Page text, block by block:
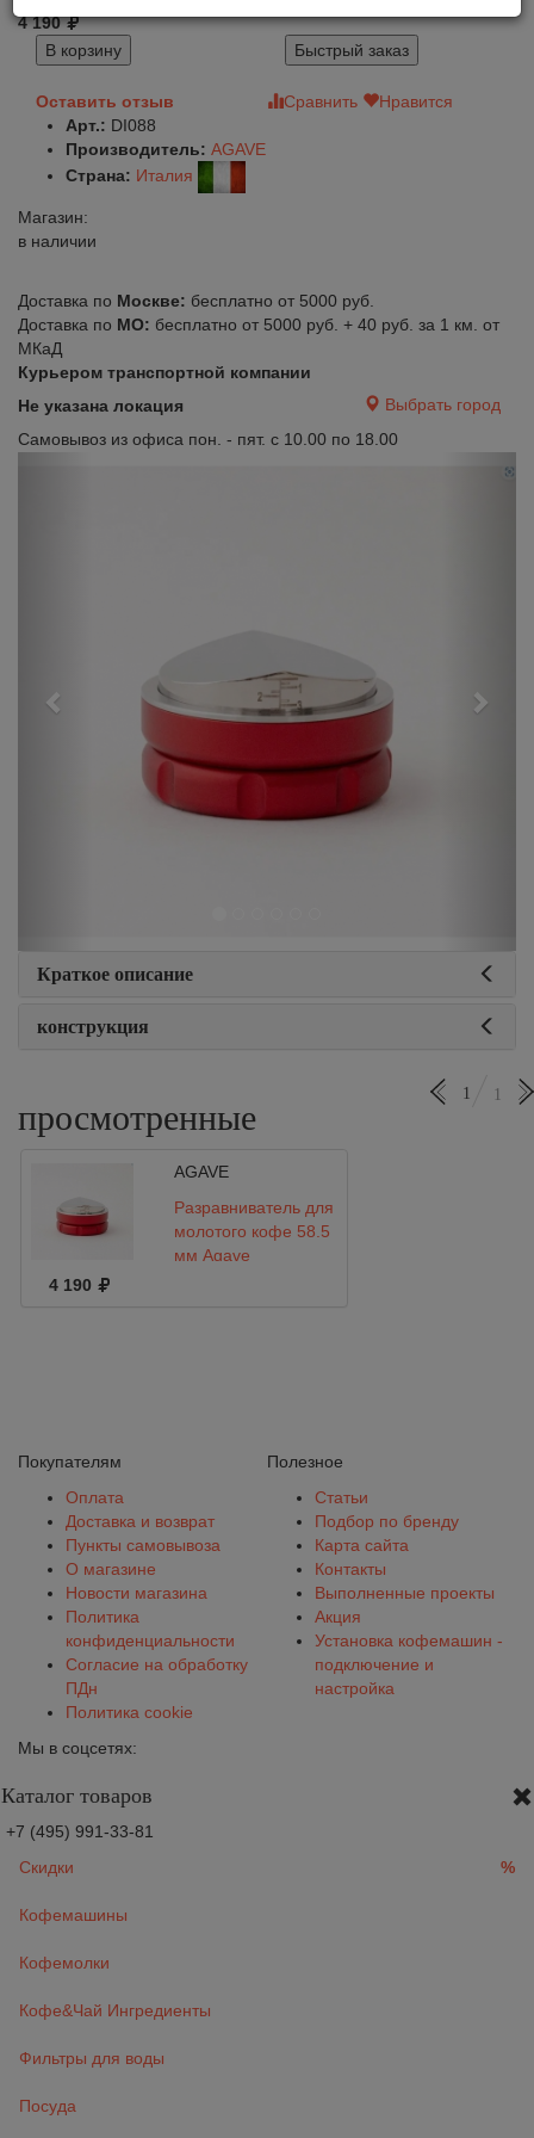
4 190
В корзину
Быстрый заказ
Оставить отзыв Сравнить
Нравится
Арт.: DI088
Производитель: AGAVE
Страна: Италия
Магазин:
в наличии
Доставка по Москве: бесплатно от 5000 руб.
Доставка по МО: бесплатно от 5000 руб. + 40 руб. за 1 км. от
МКаД
Курьером транспортной компании
Не указана локация
Выбрать город
Самовывоз из офиса пон. - пят. с 10.00 по 18.00
Next
Краткое описание
конструкция
просмотренные
1 1
AGAVE
Разравниватель для
молотого кофе 58.5
мм Agave
4 190
Покупателям
Оплата
Доставка и возврат
Пункты самовывоза
О магазине
Новости магазина
Политика
конфиденциальности
Согласие на обработку
ПДн
Политика cookie
Полезное
Статьи
Подбор по бренду
Карта сайта
Контакты
Выполненные проекты
Акция
Установка кофемашин -
подключение и
настройка
Мы в соцсетях:
Каталог товаров
+7 (495) 991-33-81
Скидки
%
Кофемашины
Кофемолки
Кофе&Чай Ингредиенты
Фильтры для воды
Посуда